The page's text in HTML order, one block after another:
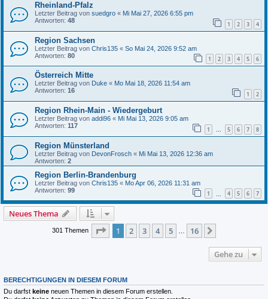
Rheinland-Pfalz
Letzter Beitrag von suedgro « Mi Mai 27, 2026 6:55 pm
Antworten: 48 1 2 3 4
Region Sachsen
Letzter Beitrag von Chris135 « So Mai 24, 2026 9:52 am
Antworten: 80 1 2 3 4 5 6
Österreich Mitte
Letzter Beitrag von Duke « Mo Mai 18, 2026 11:54 am
Antworten: 16 1 2
Region Rhein-Main - Wiedergeburt
Letzter Beitrag von addi96 « Mi Mai 13, 2026 9:05 am
Antworten: 117 1 … 5 6 7 8
Region Münsterland
Letzter Beitrag von DevonFrosch « Mi Mai 13, 2026 12:36 am
Antworten: 2
Region Berlin-Brandenburg
Letzter Beitrag von Chris135 « Mo Apr 06, 2026 11:31 am
Antworten: 99 1 4 5 6 7
Neues Thema
301 Themen Seite 1von 16
1 2 3 4 5 16
Gehe zu
BERECHTIGUNGEN IN DIESEM FORUM
Du darfst keine neuen Themen in diesem Forum erstellen.